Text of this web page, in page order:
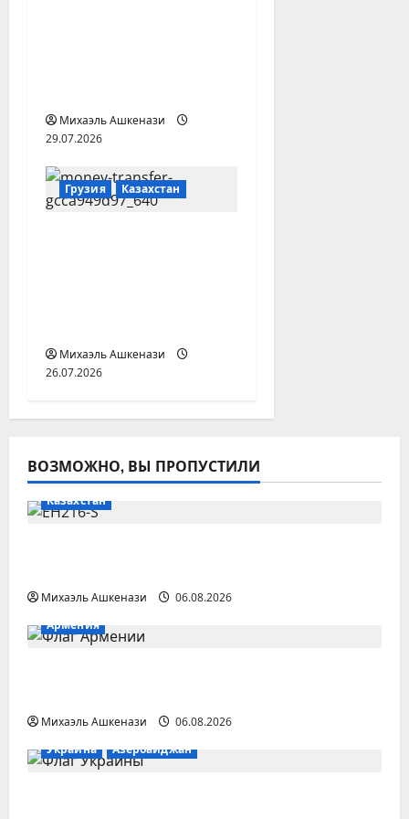
Михаэль Ашкенази
29.07.2026
Грузия Казахстан
Михаэль Ашкенази
26.07.2026
ВОЗМОЖНО, ВЫ ПРОПУСТИЛИ
Казахстан
Михаэль Ашкенази
06.08.2026
Армения
Михаэль Ашкенази
06.08.2026
Украина
Азербайджан